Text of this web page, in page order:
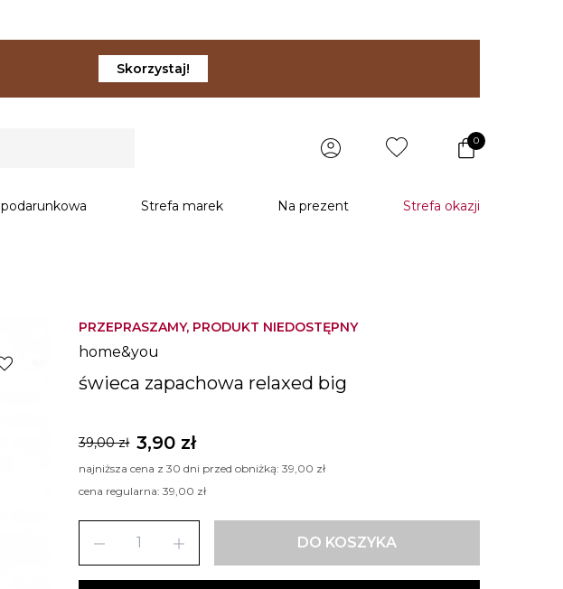
Skorzystaj!
0
Strefa marek Na prezent Strefa okazji
PRZEPRASZAMY, PRODUKT NIEDOSTĘPNY
home&you
świeca zapachowa relaxed big
39,00 zł 3,90 zł
najniższa cena z 30 dni przed obniżką:39,00 zł
cena regularna:39,00 zł
remove add DO KOSZYKA